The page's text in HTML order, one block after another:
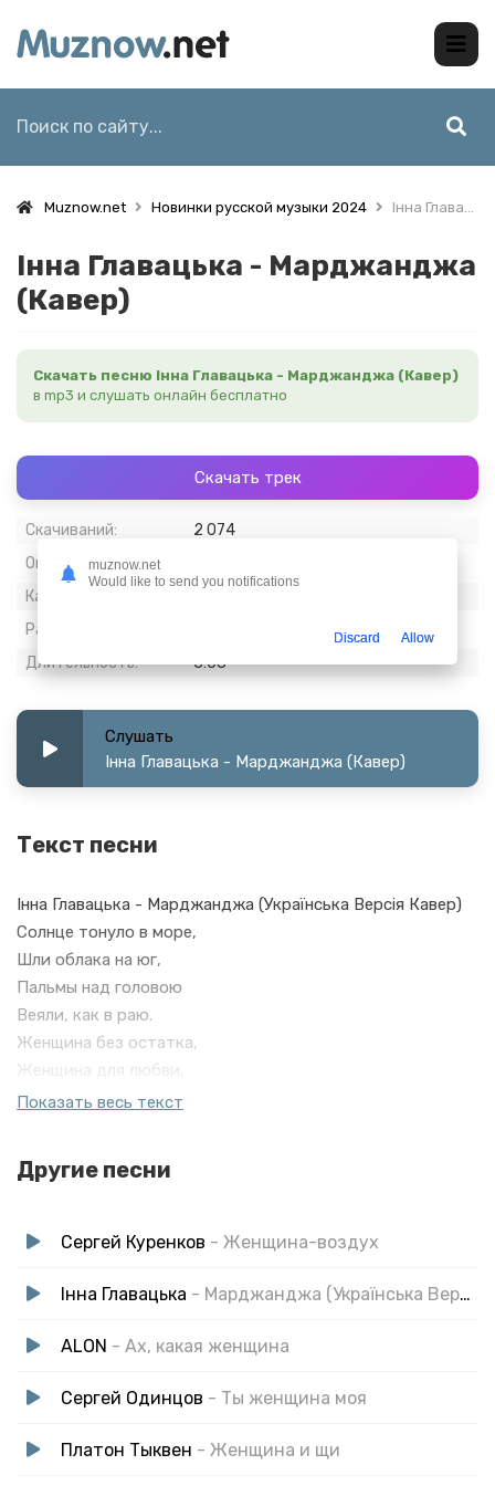
Muznow.net Новинки русской музыки 2024 Інна Главацька - Марджанджа (Кавер)
Інна Главацька - Марджанджа
(Кавер)
Скачать песню Інна Главацька - Марджанджа (Кавер)
в mp3 и слушать онлайн бесплатно
Скачать трек
Скачиваний:
2 074
Опубликовано:
Качество:
Размер:
Длительность:
3:08
Слушать
Інна Главацька - Марджанджа (Кавер)
Текст песни
Інна Главацька - Марджанджа (Українська Версія Кавер)
Солнце тонуло в море,
Шли облака на юг,
Пальмы над головою
Веяли, как в раю.
Женщина без остатка,
Женщина для любви,
Таяла, словно воск в руках моих.
Где же ты, где?
Марджанджа, Марджанджа,
Только блики на воде.
Переплетались тени
Пахло, как орхидея,
И в темноте сказал я -
Показать весь текст
Другие песни
Сергей Куренков - Женщина-воздух
Інна Главацька - Марджанджа (Українська Версія Кавер)
ALON - Ах, какая женщина
Сергей Одинцов - Ты женщина моя
Платон Тыквен - Женщина и щи
muznow.net
Would like to send you notifications
Discard Allow